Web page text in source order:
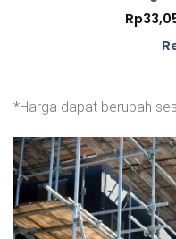
Rp
*Harga dapat berubah